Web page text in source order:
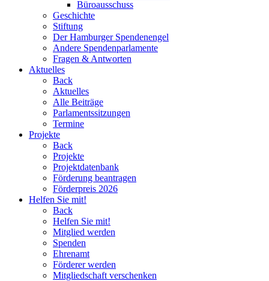
Büroausschuss
Geschichte
Stiftung
Der Hamburger Spendenengel
Andere Spendenparlamente
Fragen & Antworten
Aktuelles
Back
Aktuelles
Alle Beiträge
Parlamentssitzungen
Termine
Projekte
Back
Projekte
Projektdatenbank
Förderung beantragen
Förderpreis 2026
Helfen Sie mit!
Back
Helfen Sie mit!
Mitglied werden
Spenden
Ehrenamt
Förderer werden
Mitgliedschaft verschenken